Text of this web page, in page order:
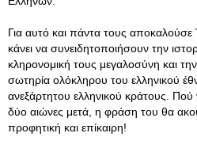
Για αυτό και πάντα τους
κάνει να συνειδητοποιήσουν την
κληρονομική τους μεγαλοσύνη και
σωτηρία ολόκληρου του ελληνικού
ανεξάρτητου ελληνικού κράτους.
δύο αιώνες μετά, η φράση του θα
προφητική και επίκαιρη!